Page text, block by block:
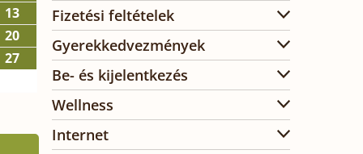
13
20
27
5
6 7
12
13 14 15 16
19
20 21 22 23
26
27 28
Fizetési feltételek
Gyerekkedvezmények
Be- és kijelentkezés
Wellness
Internet